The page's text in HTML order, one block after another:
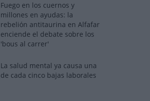
Fuego en los cuernos y
millones en ayudas: la
rebelión antitaurina en Alfafar
enciende el debate sobre los
'bous al carrer'
La salud mental ya causa una
de cada cinco bajas laborales